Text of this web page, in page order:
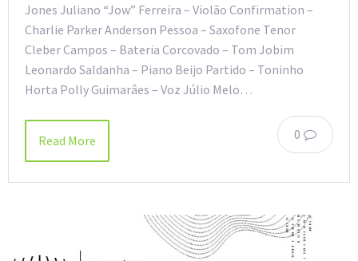
Jones Juliano “Jow” Ferreira – Violão Confirmation –
Charlie Parker Anderson Pessoa – Saxofone Tenor
Cleber Campos – Bateria Corcovado – Tom Jobim
Leonardo Saldanha – Piano Beijo Partido – Toninho
Horta Polly Guimarâes – Voz Júlio Melo…
0
Read More